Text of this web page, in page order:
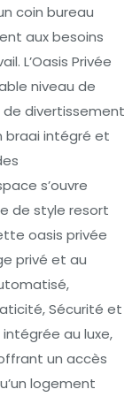
coin bureau
aux besoins
L’Oasis Privée
niveau de
de divertissement
braai intégré et
s’ouvre
de style resort
oasis privée
privé et au
Sécurité et
au luxe,
un accès
logement